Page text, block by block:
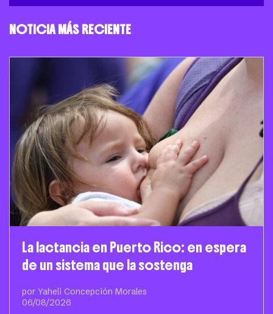
NOTICIA MÁS RECIENTE
La lactancia en Puerto Rico: en espera
de un sistema que la sostenga
por Yaheli Concepción Morales
06/08/2026